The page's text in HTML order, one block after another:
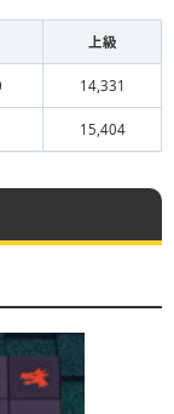
上級
14,331
15,404